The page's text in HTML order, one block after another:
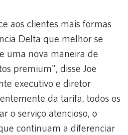
aos clientes mais formas
Delta que melhor se
uma nova maneira de
premium", disse Joe
executivo e diretor
da tarifa, todos os
o serviço atencioso, o
continuam a diferenciar